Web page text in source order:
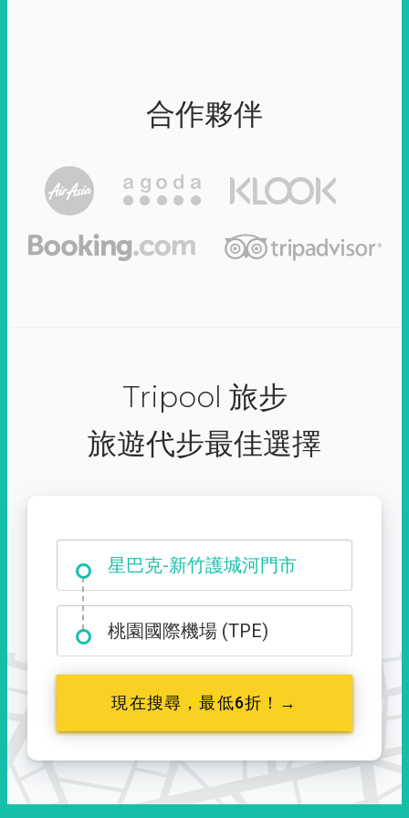
合作夥伴
Tripool 旅步
旅遊代步最佳選擇
大霸尖山登山口
桃園國際機場 (TPE)
現在搜尋，最低6折！→